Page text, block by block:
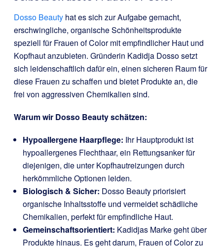
Dosso Beauty hat es sich zur Aufgabe gemacht,
erschwingliche, organische Schönheitsprodukte
speziell für Frauen of Color mit empfindlicher Haut und
Kopfhaut anzubieten. Gründerin Kadidja Dosso setzt
sich leidenschaftlich dafür ein, einen sicheren Raum für
diese Frauen zu schaffen und bietet Produkte an, die
frei von aggressiven Chemikalien sind.
Warum wir Dosso Beauty schätzen:
Hypoallergene Haarpflege: Ihr Hauptprodukt ist
hypoallergenes Flechthaar, ein Rettungsanker für
diejenigen, die unter Kopfhautreizungen durch
herkömmliche Optionen leiden.
Biologisch & Sicher: Dosso Beauty priorisiert
organische Inhaltsstoffe und vermeidet schädliche
Chemikalien, perfekt für empfindliche Haut.
Gemeinschaftsorientiert: Kadidjas Marke geht über
Produkte hinaus. Es geht darum, Frauen of Color zu